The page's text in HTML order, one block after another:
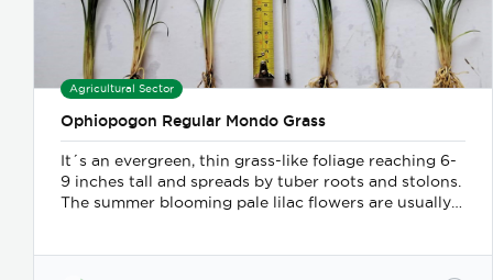
Agricultural Sector
Ophiopogon Regular Mondo Grass
It´s an evergreen, thin grass-like foliage reaching 6-
9 inches tall and spreads by tuber roots and stolons.
The summer blooming pale lilac flowers are usually